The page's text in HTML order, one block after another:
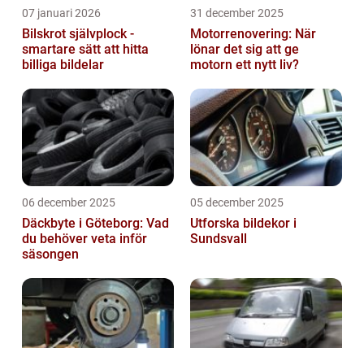
07 januari 2026
Bilskrot självplock -
smartare sätt att hitta
billiga bildelar
31 december 2025
Motorrenovering: När
lönar det sig att ge
motorn ett nytt liv?
06 december 2025
Däckbyte i Göteborg: Vad
du behöver veta inför
säsongen
05 december 2025
Utforska bildekor i
Sundsvall